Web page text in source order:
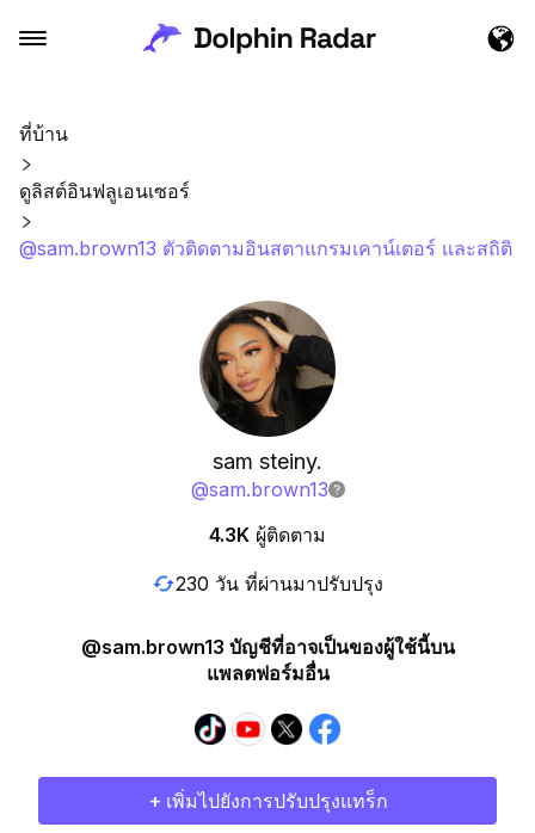
ที่บ้าน
ดูลิสต์อินฟลูเอนเซอร์
@sam.brown13 ตัวติดตามอินสตาแกรมเคาน์เตอร์ และสถิติ
sam steiny.
@sam.brown13
4.3K ผู้ติดตาม
230 วัน ที่ผ่านมาปรับปรุง
@sam.brown13 บัญชีที่อาจเป็นของผู้ใช้นี้บน
แพลตฟอร์มอื่น
+ เพิ่มไปยังการปรับปรุงแทร็ก